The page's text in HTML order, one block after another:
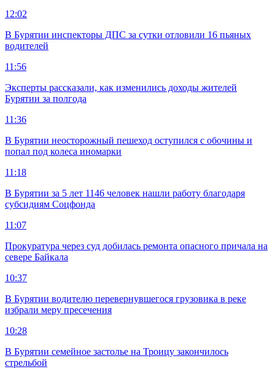
12:02
В Бурятии инспекторы ДПС за сутки отловили 16 пьяных
водителей
11:56
Эксперты рассказали, как изменились доходы жителей
Бурятии за полгода
11:36
В Бурятии неосторожный пешеход оступился с обочины и
попал под колеса иномарки
11:18
В Бурятии за 5 лет 1146 человек нашли работу благодаря
субсидиям Соцфонда
11:07
Прокуратура через суд добилась ремонта опасного причала на
севере Байкала
10:37
В Бурятии водителю перевернувшегося грузовика в реке
избрали меру пресечения
10:28
В Бурятии семейное застолье на Троицу закончилось
стрельбой